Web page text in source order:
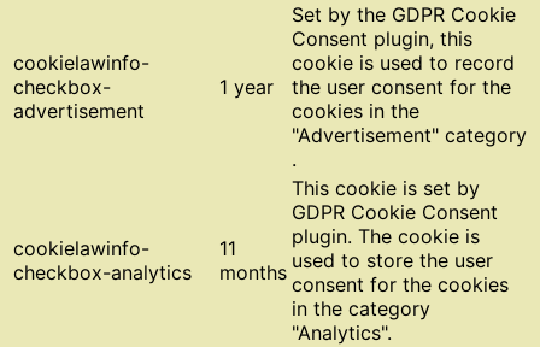
cookielawinfo-
checkbox-
advertisement
1 year
Set by the GDPR Cookie
Consent plugin, this
cookie is used to record
the user consent for the
cookies in the
"Advertisement" category
.
cookielawinfo-
checkbox-analytics
11
months
This cookie is set by
GDPR Cookie Consent
plugin. The cookie is
used to store the user
consent for the cookies
in the category
"Analytics".